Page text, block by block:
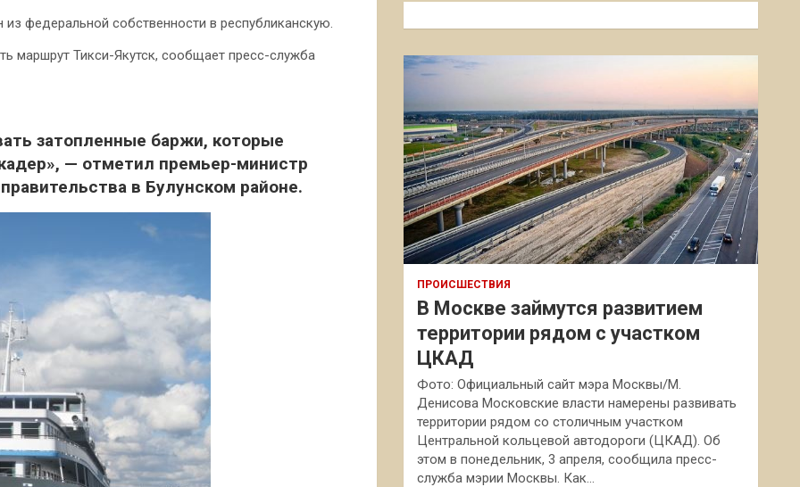
федеральной собственности в республиканскую.
маршрут Тикси-Якутск, сообщает пресс-служба
затопленные баржи, которые
— отметил премьер-министр
в Булунском районе.
к
ПРОИСШЕСТВИЯ
В Москве займутся развитием
территории рядом с участком
ЦКАД
Фото: Официальный сайт мэра Москвы/М.
Денисова Московские власти намерены развивать
территории рядом со столичным участком
Центральной кольцевой автодороги (ЦКАД). Об
этом в понедельник, 3 апреля, сообщила пресс-
служба мэрии Москвы. Как…